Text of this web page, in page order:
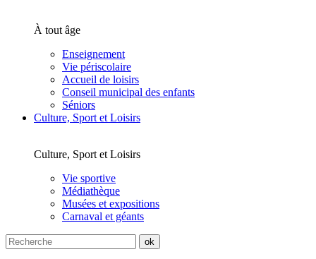
À tout âge
Enseignement
Vie périscolaire
Accueil de loisirs
Conseil municipal des enfants
Séniors
Culture, Sport et Loisirs
Culture, Sport et Loisirs
Vie sportive
Médiathèque
Musées et expositions
Carnaval et géants